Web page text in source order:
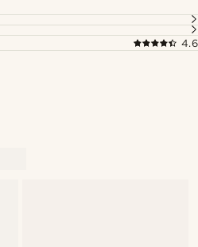
4.6